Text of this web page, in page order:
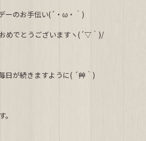
ーのお手伝い(´・ω・｀)
めでとうございますヽ(´▽｀)/
日が続きますように( ´艸｀)